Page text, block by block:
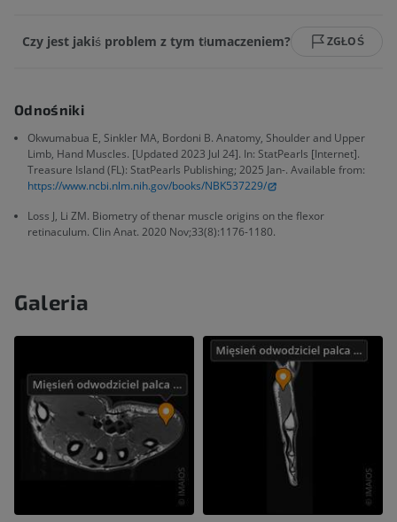
Czy jest jakiś problem z tym tłumaczeniem? ZGŁOŚ
Odnośniki
Okwumabua E, Sinkler MA, Bordoni B. Anatomy, Shoulder and Upper
Limb, Hand Muscles. [Updated 2023 Jul 24]. In: StatPearls [Internet].
Treasure Island (FL): StatPearls Publishing; 2025 Jan-. Available from:
https://www.ncbi.nlm.nih.gov/books/NBK537229/
Loss J, Li ZM. Biometry of thenar muscle origins on the flexor
retinaculum. Clin Anat. 2020 Nov;33(8):1176-1180.
Galeria